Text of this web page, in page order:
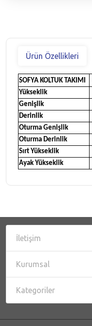
Ürün Özellikleri
SOFYA KOLTUK TAKIMI
Yükseklik
Genişlik
Derinlik
Oturma Genişlik
Oturma Derinlik
Sırt Yükseklik
Ayak Yükseklik
İletişim
Kurumsal
Kategoriler